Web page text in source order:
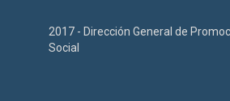
2017 - Dirección General de
Social